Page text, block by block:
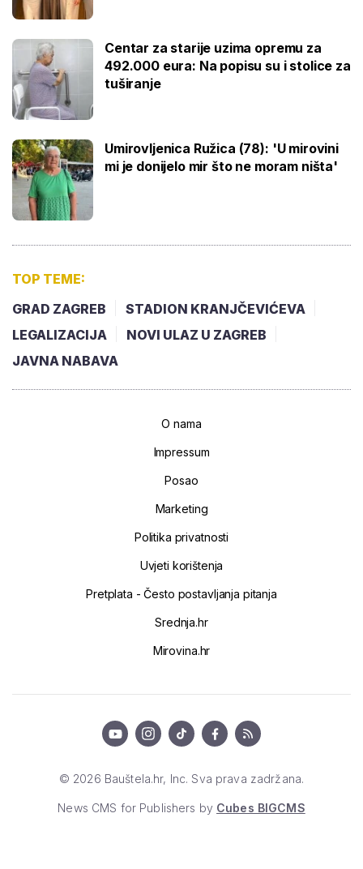
Centar za starije uzima opremu za
492.000 eura: Na popisu su i stolice za
tuširanje
Umirovljenica Ružica (78): 'U mirovini
mi je donijelo mir što ne moram ništa'
TOP TEME:
GRAD ZAGREB
STADION KRANJČEVIĆEVA
LEGALIZACIJA
NOVI ULAZ U ZAGREB
JAVNA NABAVA
O nama
Impressum
Posao
Marketing
Politika privatnosti
Uvjeti korištenja
Pretplata - Često postavljanja pitanja
Srednja.hr
Mirovina.hr
© 2026 Bauštela.hr, Inc. Sva prava zadržana.
News CMS for Publishers by Cubes BIGCMS